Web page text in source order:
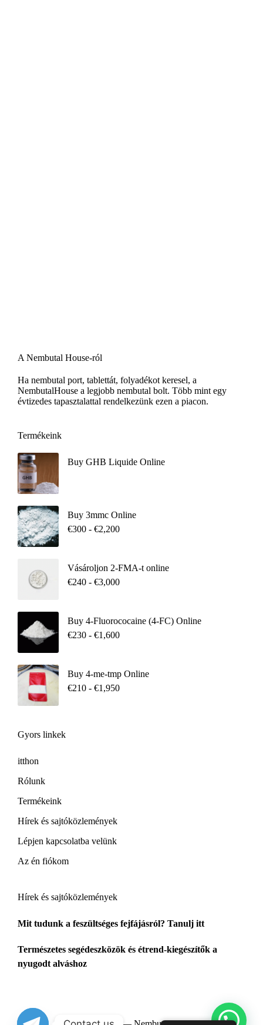
A Nembutal House-ról
Ha nembutal port, tablettát, folyadékot keresel, a
NembutalHouse a legjobb nembutal bolt. Több mint egy
évtizedes tapasztalattal rendelkezünk ezen a piacon.
Termékeink
Buy GHB Liquide Online
Buy 3mmc Online
€300 - €2,200
Vásároljon 2-FMA-t online
€240 - €3,000
Buy 4-Fluorococaine (4-FC) Online
€230 - €1,600
Buy 4-me-tmp Online
€210 - €1,950
Gyors linkek
itthon
Rólunk
Termékeink
Hírek és sajtóközlemények
Lépjen kapcsolatba velünk
Az én fiókom
Hírek és sajtóközlemények
Mit tudunk a feszültséges fejfájásról? Tanulj itt
Természetes segédeszközök és étrend-kiegészítők a
nyugodt alváshoz